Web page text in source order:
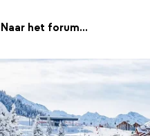
Naar het forum...